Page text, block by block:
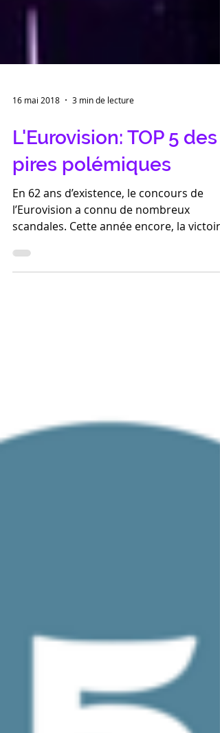
16 mai 2018 3 min de lecture
L'Eurovision: TOP 5 des
pires polémiques
l’Eurovision a connu de nombreux
scandales. Cette année encore, la victoire